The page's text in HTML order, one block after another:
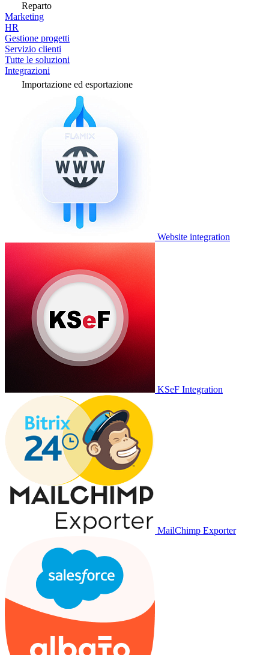
Reparto
Marketing
HR
Gestione progetti
Servizio clienti
Tutte le soluzioni
Integrazioni
Importazione ed esportazione
Website integration
KSeF Integration
MailChimp Exporter